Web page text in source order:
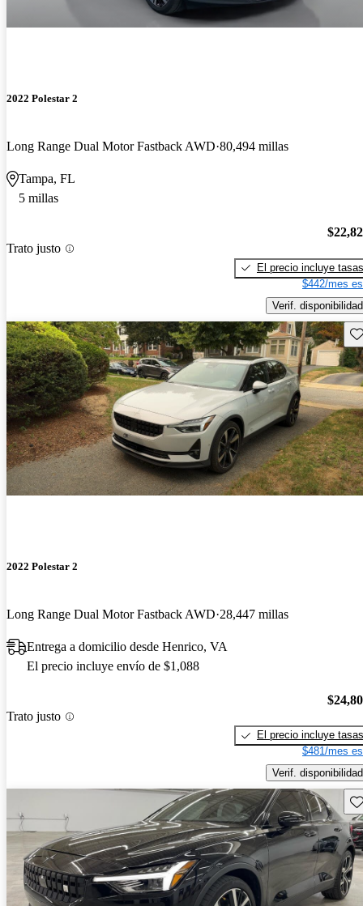
2022 Polestar 2
Long Range Dual Motor Fastback AWD 80,494 millas
Tampa, FL
5 millas
Trato justo
El precio incluye tasas
$442/mes
Verif. disponibilidad
2022 Polestar 2
Long Range Dual Motor Fastback AWD 28,447 millas
Entrega a domicilio desde Henrico, VA
El precio incluye envío de $1,088
Trato justo
El precio incluye tasas
$481/mes
Verif. disponibilidad